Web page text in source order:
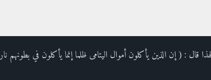
قال : ( إن الذين يأكلون أموال اليتامى ظلما إنما يأكلون في بطونهم